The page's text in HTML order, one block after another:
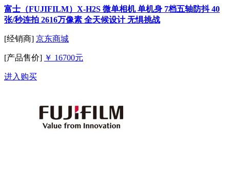
富士（FUJIFILM）X-H2S 微单相机 单机身 7档五轴防抖 40
张/秒连拍 2616万像素 全天候设计 无惧挑战
[经销商] 京东商城
[产品售价] ￥ 16700元
进入购买